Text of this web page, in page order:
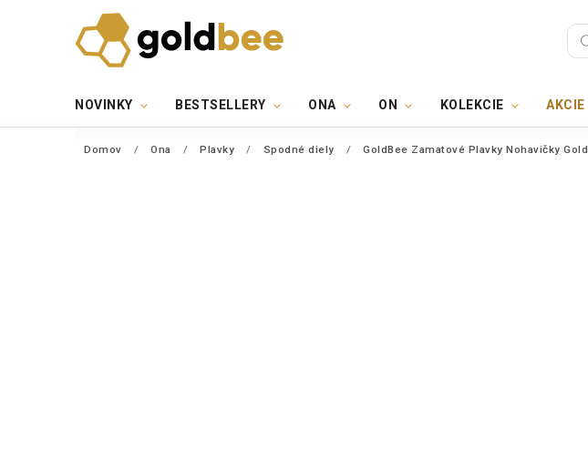
NOVINKY BESTSELLERY ONA ON KOLEKCIE AKCIE
Domov / Ona / Plavky / Spodné diely / GoldBee Zamatové Plavky Nohavičky Gold